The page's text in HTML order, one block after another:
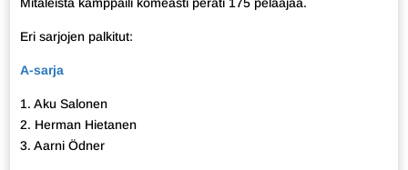
Mitaleista kamppaili komeasti peräti 175 pelaajaa.
Eri sarjojen palkitut:
A-sarja
1. Aku Salonen
2. Herman Hietanen
3. Aarni Ödner